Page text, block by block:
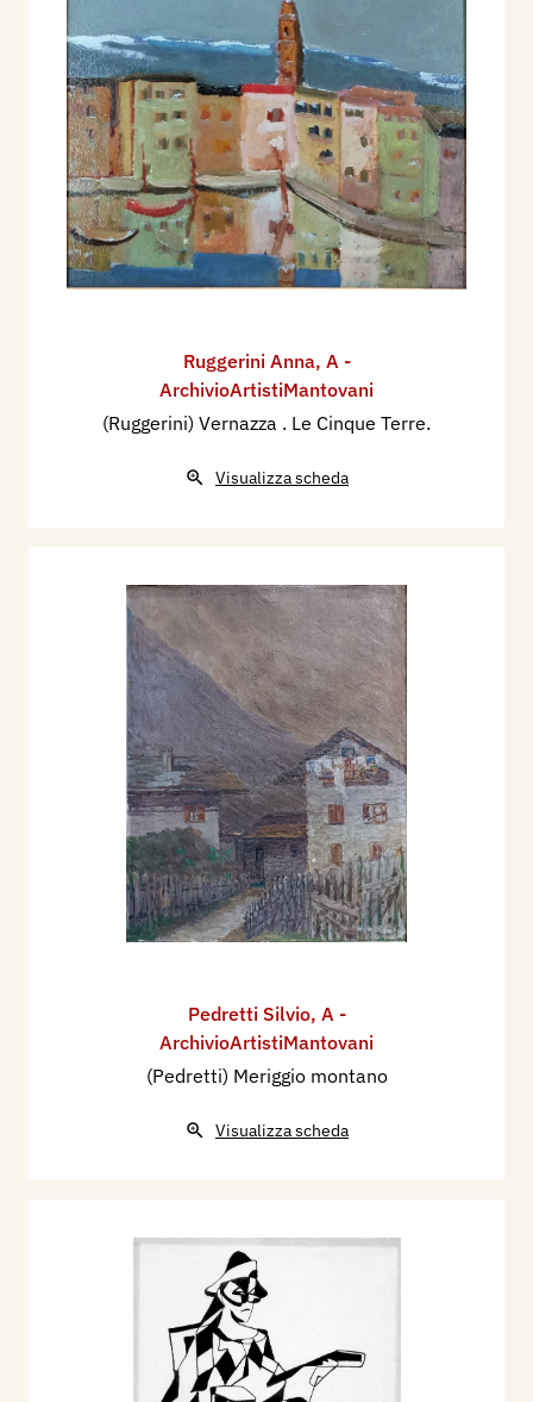
Ruggerini Anna, A -
ArchivioArtistiMantovani
(Ruggerini) Vernazza . Le Cinque Terre.
Visualizza scheda
Pedretti Silvio, A -
ArchivioArtistiMantovani
(Pedretti) Meriggio montano
Visualizza scheda